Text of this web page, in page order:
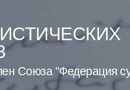
Союза "Федерация